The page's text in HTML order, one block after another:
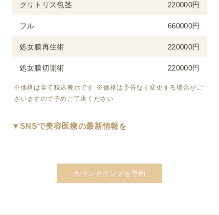
クリトリス包茎 220000円
フル 660000円
処女膜再生術 220000円
処女膜切開術 220000円
※価格は全て税込表示です ※価格は予告なく変更する場合がご
ざいますので予めご了承ください
▼SNSで美容医療の最新情報を
カウンセリングを予約